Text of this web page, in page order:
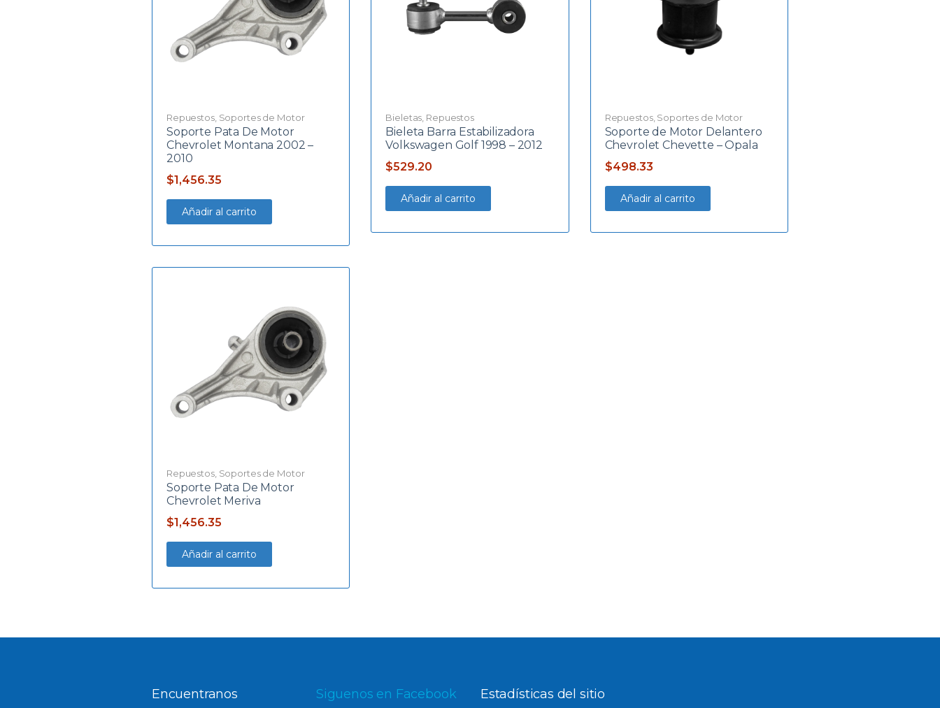
Repuestos, Soportes de Motor
Soporte Pata De Motor
Chevrolet Montana 2002 –
2010
$1,456.35
Añadir al carrito
Bieletas Repuestos
Bieleta Barra Estabilizadora
Volkswagen Golf 1998 – 2012
$529.20
Añadir al carrito
Repuestos, Soportes de Motor
Soporte de Motor Delantero
Chevrolet Chevette – Opala
$498.33
Añadir al carrito
Repuestos, Soportes de Motor
Soporte Pata De Motor
Chevrolet Meriva
$1,456.35
Añadir al carrito
Encuentranos Siguenos en Facebook Estadísticas del sitio